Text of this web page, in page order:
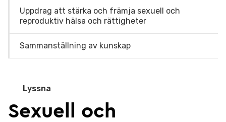
Lyssna
Sexuell och
Uppdrag att stärka och främja sexuell och
reproduktiv hälsa och rättigheter
Sammanställning av kunskap